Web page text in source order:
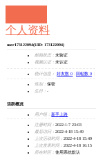
个人资料
user173122094(UID: 173122094)
邮箱状态： 未验证
视频认证： 未认证
统计信息： 好友数 0 回帖数 0
性别： 保密
生日： -
活跃概况
用户组： 新手上路
注册时间： 2022-1-7 23:03
最后访问： 2022-4-18 15:49
上次活动时间： 2022-4-18 15:49
上次发表时间： 2022-4-18 16:15
所在时区： 使用系统默认